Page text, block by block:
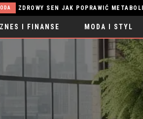
I FINANSE MODA I STYL